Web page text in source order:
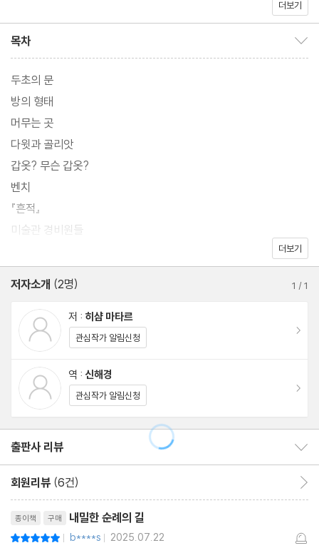
대한 답을 자신의 상처를 치유하는 과정 속에서 찾아간다. 그는 하나
경우도 적지 않다. “아버지의 행방은 단서조차 찾지 못한 채 사반세
기가 훌쩍 지난 지금도 나는 계속 이런 방식으로, 한 번에 하나씩 그
림을 본다. 이런 방식으로 보면서 많은 이득을 얻었다. 바라보다 보
면 그림은 전혀 예상하지 못한 방식으로 달라지곤 했다. 나는 그림이
시간을 요구한다는 걸 알게 되었다.” 그렇게 그림은 점차 그에게 삶
의 물리적인 거처뿐만 아니라 정신적인 거처가 되었다.
더보기
목차
두초의 문
방의 형태
머무는 곳
다윗과 골리앗
갑옷? 무슨 갑옷?
벤치
『흔적』
미술관 경비원들
신앙의 문제
〈터키식 목욕탕〉
〈낙원〉
도판 목록
더보기
저자소개 (2명) 1 /1
저 : 히샴 마타르
관심작가 알림신청
역 : 신해경
관심작가 알림신청
출판사 리뷰
회원리뷰 (6건)
종이책 구매 내밀한 순례의 길
| b****s | 2025.07.22